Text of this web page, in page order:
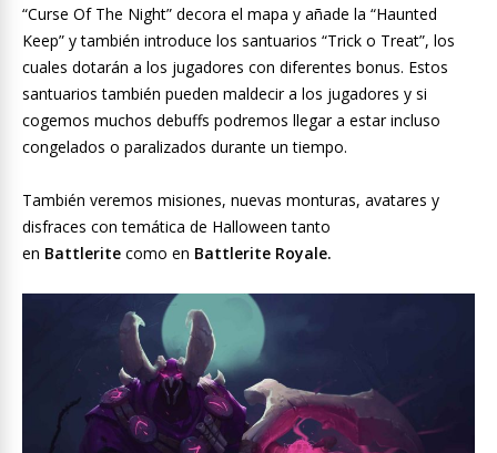
“Curse Of The Night” decora el mapa y añade la “Haunted
Keep” y también introduce los santuarios “Trick o Treat”, los
cuales dotarán a los jugadores con diferentes bonus. Estos
santuarios también pueden maldecir a los jugadores y si
cogemos muchos debuffs podremos llegar a estar incluso
congelados o paralizados durante un tiempo.
También veremos misiones, nuevas monturas, avatares y
disfraces con temática de Halloween tanto
en Battlerite como en Battlerite Royale.